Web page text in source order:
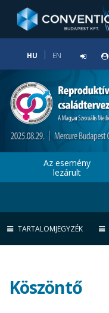
HU EN
Az esemény
lezárult
TARTALOMJEGYZÉK
Köszöntő